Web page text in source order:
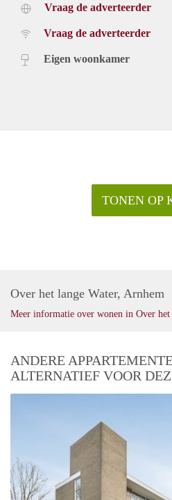
Vraag de adverteerder
Vraag de adverteerder
Eigen woonkamer
TONEN OP
Over het lange Water, Arnhem
Meer informatie over wonen in Over het
ANDERE
ALTERNATIEF VOOR